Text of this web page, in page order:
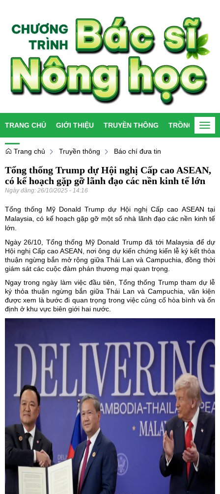
TRANG CHỦ GIỚI THIỆU TRUYỀN THÔNG TRỒNG TRỌT
Trang chủ Truyền thông Báo chí đưa tin
Tổng thống Trump dự Hội nghị Cấp cao ASEAN,
có kế hoạch gặp gỡ lãnh đạo các nền kinh tế lớn
Ngày đăng: 26/10/2025 - 14:16
Tổng thống Mỹ Donald Trump dự Hội nghị Cấp cao ASEAN tại
Malaysia, có kế hoạch gặp gỡ một số nhà lãnh đạo các nền kinh tế
lớn.
Ngày 26/10, Tổng thống Mỹ Donald Trump đã tới Malaysia để dự
Hội nghị Cấp cao ASEAN , nơi ông dự kiến chứng kiến lễ ký kết thỏa
thuận ngừng bắn mở rộng giữa Thái Lan và Campuchia, đồng thời
giám sát các cuộc đàm phán thương mại quan trọng.
Ngay trong ngày làm việc đầu tiên, Tổng thống Trump tham dự lễ
ký thỏa thuận ngừng bắn giữa Thái Lan và Campuchia, văn kiện
được xem là bước đi quan trọng trong việc củng cố hòa bình và ổn
định ở khu vực biên giới hai nước.